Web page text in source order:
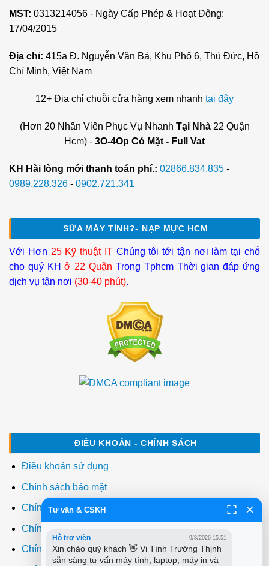
MST: 0313214056 - Ngày Cấp Phép & Hoạt Động:
17/04/2015
Địa chỉ: 415a Đ. Nguyễn Văn Bá, Khu Phố 6, Thủ Đức, Hồ
Chí Minh, Việt Nam
12+ Địa chỉ chuỗi cửa hàng xem nhanh tại đây
(Hơn 20 Nhân Viên Phục Vụ Nhanh Tại Nhà22 Quận
Hcm) - 3O-4Op Có Mặt - Full Vat
KH Hài lòng mới thanh toán phí.: 02866.834.835 -
0989.228.326 - 0902.721.341
SỬA MÁY TÍNH?- NẠP MỰC HCM
Với Hơn 25 Kỹ thuật ITChúng tôi tới tận nơi làm tại chỗ
cho quý KHở 22 Quận Trong Tphcm Thời gian đáp ứng
dịch vụ tận nơi (30-40 phút).
ĐIỀU KHOẢN - CHÍNH SÁCH
Điều khoản sử dụng
Chính sách bảo mật
Chính sách thanh toán
Chính sách giao hàng
Chính sách đổi trả
Tư vấn & CSKH
Hỗ trợ viên 9/8/2026 15:51
Xin chào quý khách 👋 Vi Tính Trường Thịnh
sẵn sàng tư vấn máy tính, laptop, máy in và